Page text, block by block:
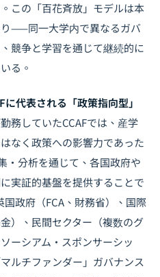
この「百花斉放」モデルは本
——同一大学内で異なるガバ
競争と学習を通じて継続的に
る。
代表される「政策指向型」
務していたCCAFでは、産学
なく政策への影響力であった
分析を通じて、各国政府や
に実証的基盤を提供することで
国政府（FCA、財務省）、国際
）、民間セクター（複数のグ
ーシアム・スポンサーシッ
ルチファンダー」ガバナンス